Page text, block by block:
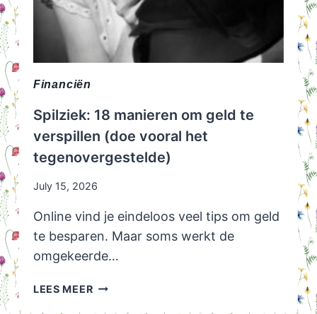
Financiën
Spilziek: 18 manieren om geld te
verspillen (doe vooral het
tegenovergestelde)
July 15, 2026
Online vind je eindeloos veel tips om geld
te besparen. Maar soms werkt de
omgekeerde…
LEES MEERSPILZIEK: